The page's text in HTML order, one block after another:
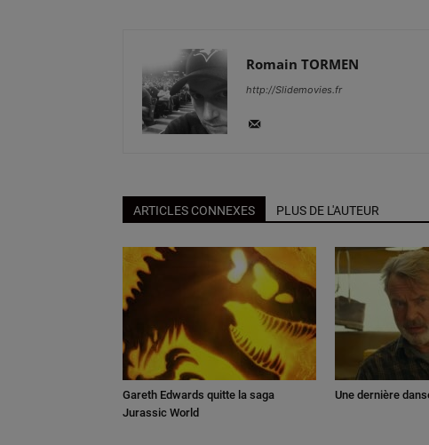
Romain TORMEN
http://Slidemovies.fr
ARTICLES CONNEXES PLUS DE L'AUTEUR
Gareth Edwards quitte la saga
Jurassic World
Une dernière